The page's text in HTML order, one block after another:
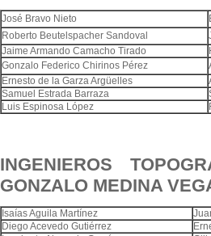
José Bravo Nieto
Roberto Beutelspacher Sandoval
Jaime Armando Camacho Tirado
Gonzalo Federico Chirinos Pérez
Ernesto de la Garza Argüelles
Samuel Estrada Barraza
Luis Espinosa López
INGENIEROS
GONZALO MEDINA
Isaías Aguila Martínez
Diego Acevedo Gutiérrez